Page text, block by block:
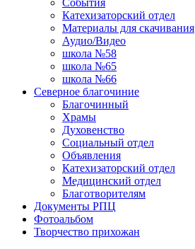
События
Катехизаторский отдел
Материалы для скачивания
Аудио/Видео
школа №58
школа №65
школа №66
Северное благочиние
Благочинный
Храмы
Духовенство
Социальный отдел
Объявления
Катехизаторский отдел
Медицинский отдел
Благотворителям
Документы РПЦ
Фотоальбом
Творчество прихожан